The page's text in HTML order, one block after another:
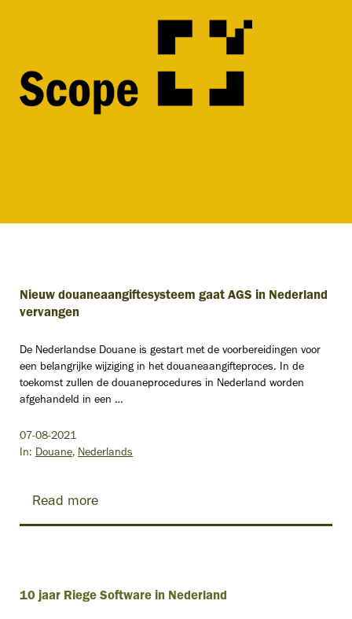
Nieuw douaneaangiftesysteem gaat AGS in Nederland
vervangen
De Nederlandse Douane is gestart met de voorbereidingen voor
een belangrijke wijziging in het douaneaangifteproces. In de
toekomst zullen de douaneprocedures in Nederland worden
afgehandeld in een …
07-08-2021
In: Douane Nederlands
Read more
10 jaar Riege Software in Nederland